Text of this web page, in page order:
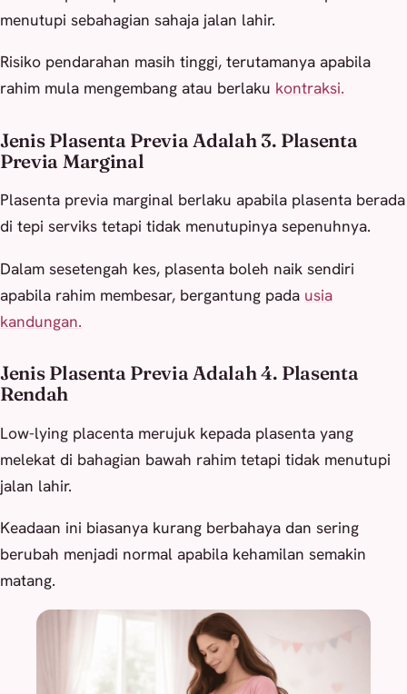
menutupi sebahagian sahaja jalan lahir.
Risiko pendarahan masih tinggi, terutamanya apabila
rahim mula mengembang atau berlaku kontraksi.
Jenis Plasenta Previa Adalah 3. Plasenta
Previa Marginal
Plasenta previa marginal berlaku apabila plasenta berada
di tepi serviks tetapi tidak menutupinya sepenuhnya.
Dalam sesetengah kes, plasenta boleh naik sendiri
apabila rahim membesar, bergantung pada usia
kandungan.
Jenis Plasenta Previa Adalah 4. Plasenta
Rendah
Low-lying placenta merujuk kepada plasenta yang
melekat di bahagian bawah rahim tetapi tidak menutupi
jalan lahir.
Keadaan ini biasanya kurang berbahaya dan sering
berubah menjadi normal apabila kehamilan semakin
matang.